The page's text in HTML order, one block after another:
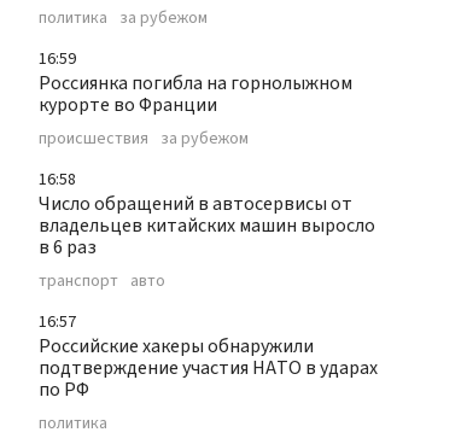
политика за рубежом
16:59
Россиянка погибла на горнолыжном
курорте во Франции
происшествия за рубежом
16:58
Число обращений в автосервисы от
владельцев китайских машин выросло
в 6 раз
транспорт авто
16:57
Российские хакеры обнаружили
подтверждение участия НАТО в ударах
по РФ
политика